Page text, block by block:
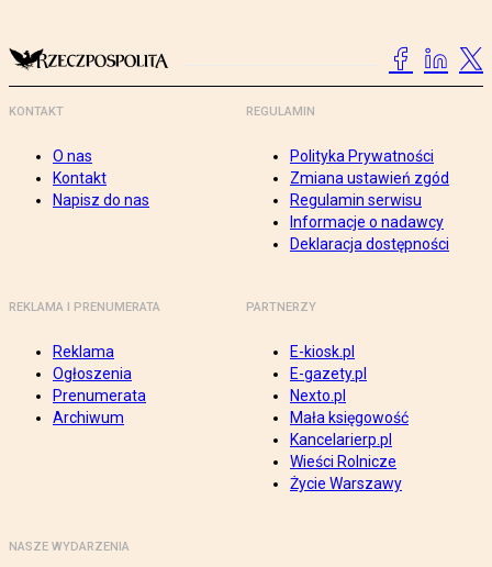
KONTAKT
O nas
Kontakt
Napisz do nas
REGULAMIN
Polityka Prywatności
Zmiana ustawień zgód
Regulamin serwisu
Informacje o nadawcy
Deklaracja dostępności
REKLAMA I PRENUMERATA
Reklama
Ogłoszenia
Prenumerata
Archiwum
PARTNERZY
E-kiosk.pl
E-gazety.pl
Nexto.pl
Mała księgowość
Kancelarierp.pl
Wieści Rolnicze
Życie Warszawy
NASZE WYDARZENIA